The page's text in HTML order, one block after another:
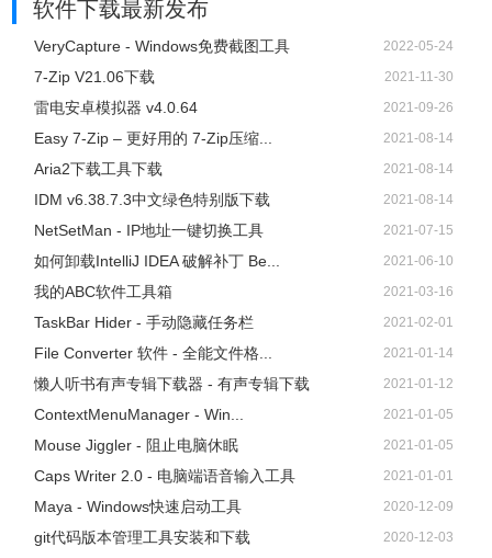
软件下载最新发布
VeryCapture - Windows免费截图工具 2022-05-24
7-Zip V21.06下载 2021-11-30
雷电安卓模拟器 v4.0.64 2021-09-26
Easy 7-Zip – 更好用的 7-Zip压缩... 2021-08-14
Aria2下载工具下载 2021-08-14
IDM v6.38.7.3中文绿色特别版下载 2021-08-14
NetSetMan - IP地址一键切换工具 2021-07-15
如何卸载IntelliJ IDEA 破解补丁 Be... 2021-06-10
我的ABC软件工具箱 2021-03-16
TaskBar Hider - 手动隐藏任务栏 2021-02-01
File Converter 软件 - 全能文件格... 2021-01-14
懒人听书有声专辑下载器 - 有声专辑下载 2021-01-12
ContextMenuManager - Win... 2021-01-05
Mouse Jiggler - 阻止电脑休眠 2021-01-05
Caps Writer 2.0 - 电脑端语音输入工具 2021-01-01
Maya - Windows快速启动工具 2020-12-09
git代码版本管理工具安装和下载 2020-12-03